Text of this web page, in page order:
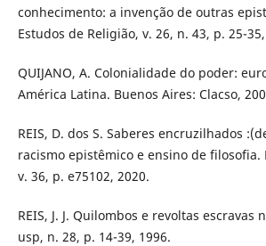
conhecimento: a invenção de outras
Estudos de Religião, v. 26, n. 43, p. 25-
QUIJANO, A. Colonialidade do poder:
América Latina. Buenos Aires: Clacso,
REIS, D. dos S. Saberes encruzilhados
racismo epistêmico e ensino de filosofia.
v. 36, p. e75102, 2020.
REIS, J. J. Quilombos e revoltas escravas
usp, n. 28, p. 14-39, 1996.